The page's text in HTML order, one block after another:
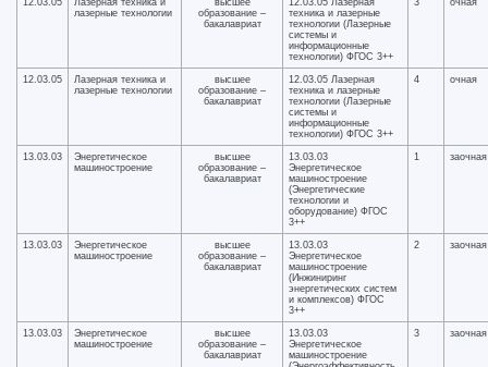
12.03.05
Лазерная техника и
лазерные технологии
высшее
образование –
бакалавриат
12.03.05 Лазерная
техника и лазерные
технологии (Лазерные
системы и
информационные
технологии) ФГОС 3++
3 очная
12.03.05
Лазерная техника и
лазерные технологии
высшее
образование –
бакалавриат
12.03.05 Лазерная
техника и лазерные
технологии (Лазерные
системы и
информационные
технологии) ФГОС 3++
4 очная
13.03.03
Энергетическое
машиностроение
высшее
образование –
бакалавриат
13.03.03
Энергетическое
машиностроение
(Энергетические
технологии и
оборудование) ФГОС
3++
1 заочная
13.03.03
Энергетическое
машиностроение
высшее
образование –
бакалавриат
13.03.03
Энергетическое
машиностроение
(Инжиниринг
энергетических систем
и комплексов) ФГОС
3++
2 заочная
13.03.03
Энергетическое
машиностроение
высшее
образование –
бакалавриат
13.03.03
Энергетическое
машиностроение
3 заочная